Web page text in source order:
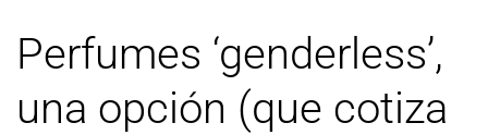
Perfumes ‘genderless’,
una opción (que cotiza